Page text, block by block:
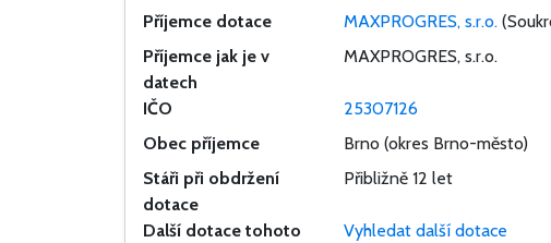
Příjemce dotace MAXPROGRES, s.r.o.
Příjemce jak je v
datech
MAXPROGRES, s.r.o.
IČO
25307126
Obec příjemce
Brno(okres Brno-město)
Stáři při obdržení
dotace
Přibližně 12 let
Další dotace tohoto
Vyhledat další dotace